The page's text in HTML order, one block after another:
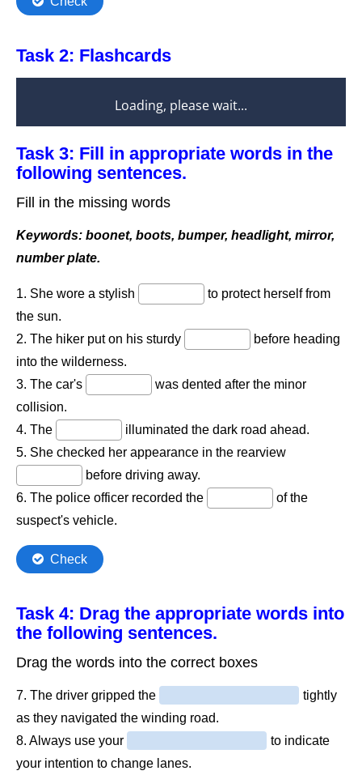
Task 2: Flashcards
Task 3: Fill in appropriate words in the
following sentences.
Task 4: Drag the appropriate words into
the following sentences.